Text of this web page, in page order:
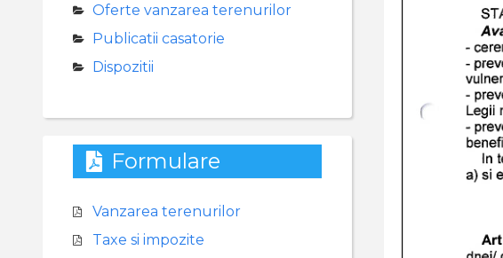
Oferte vanzarea terenurilor
Publicatii casatorie
Dispozitii
Formulare
Vanzarea terenurilor
Taxe si impozite